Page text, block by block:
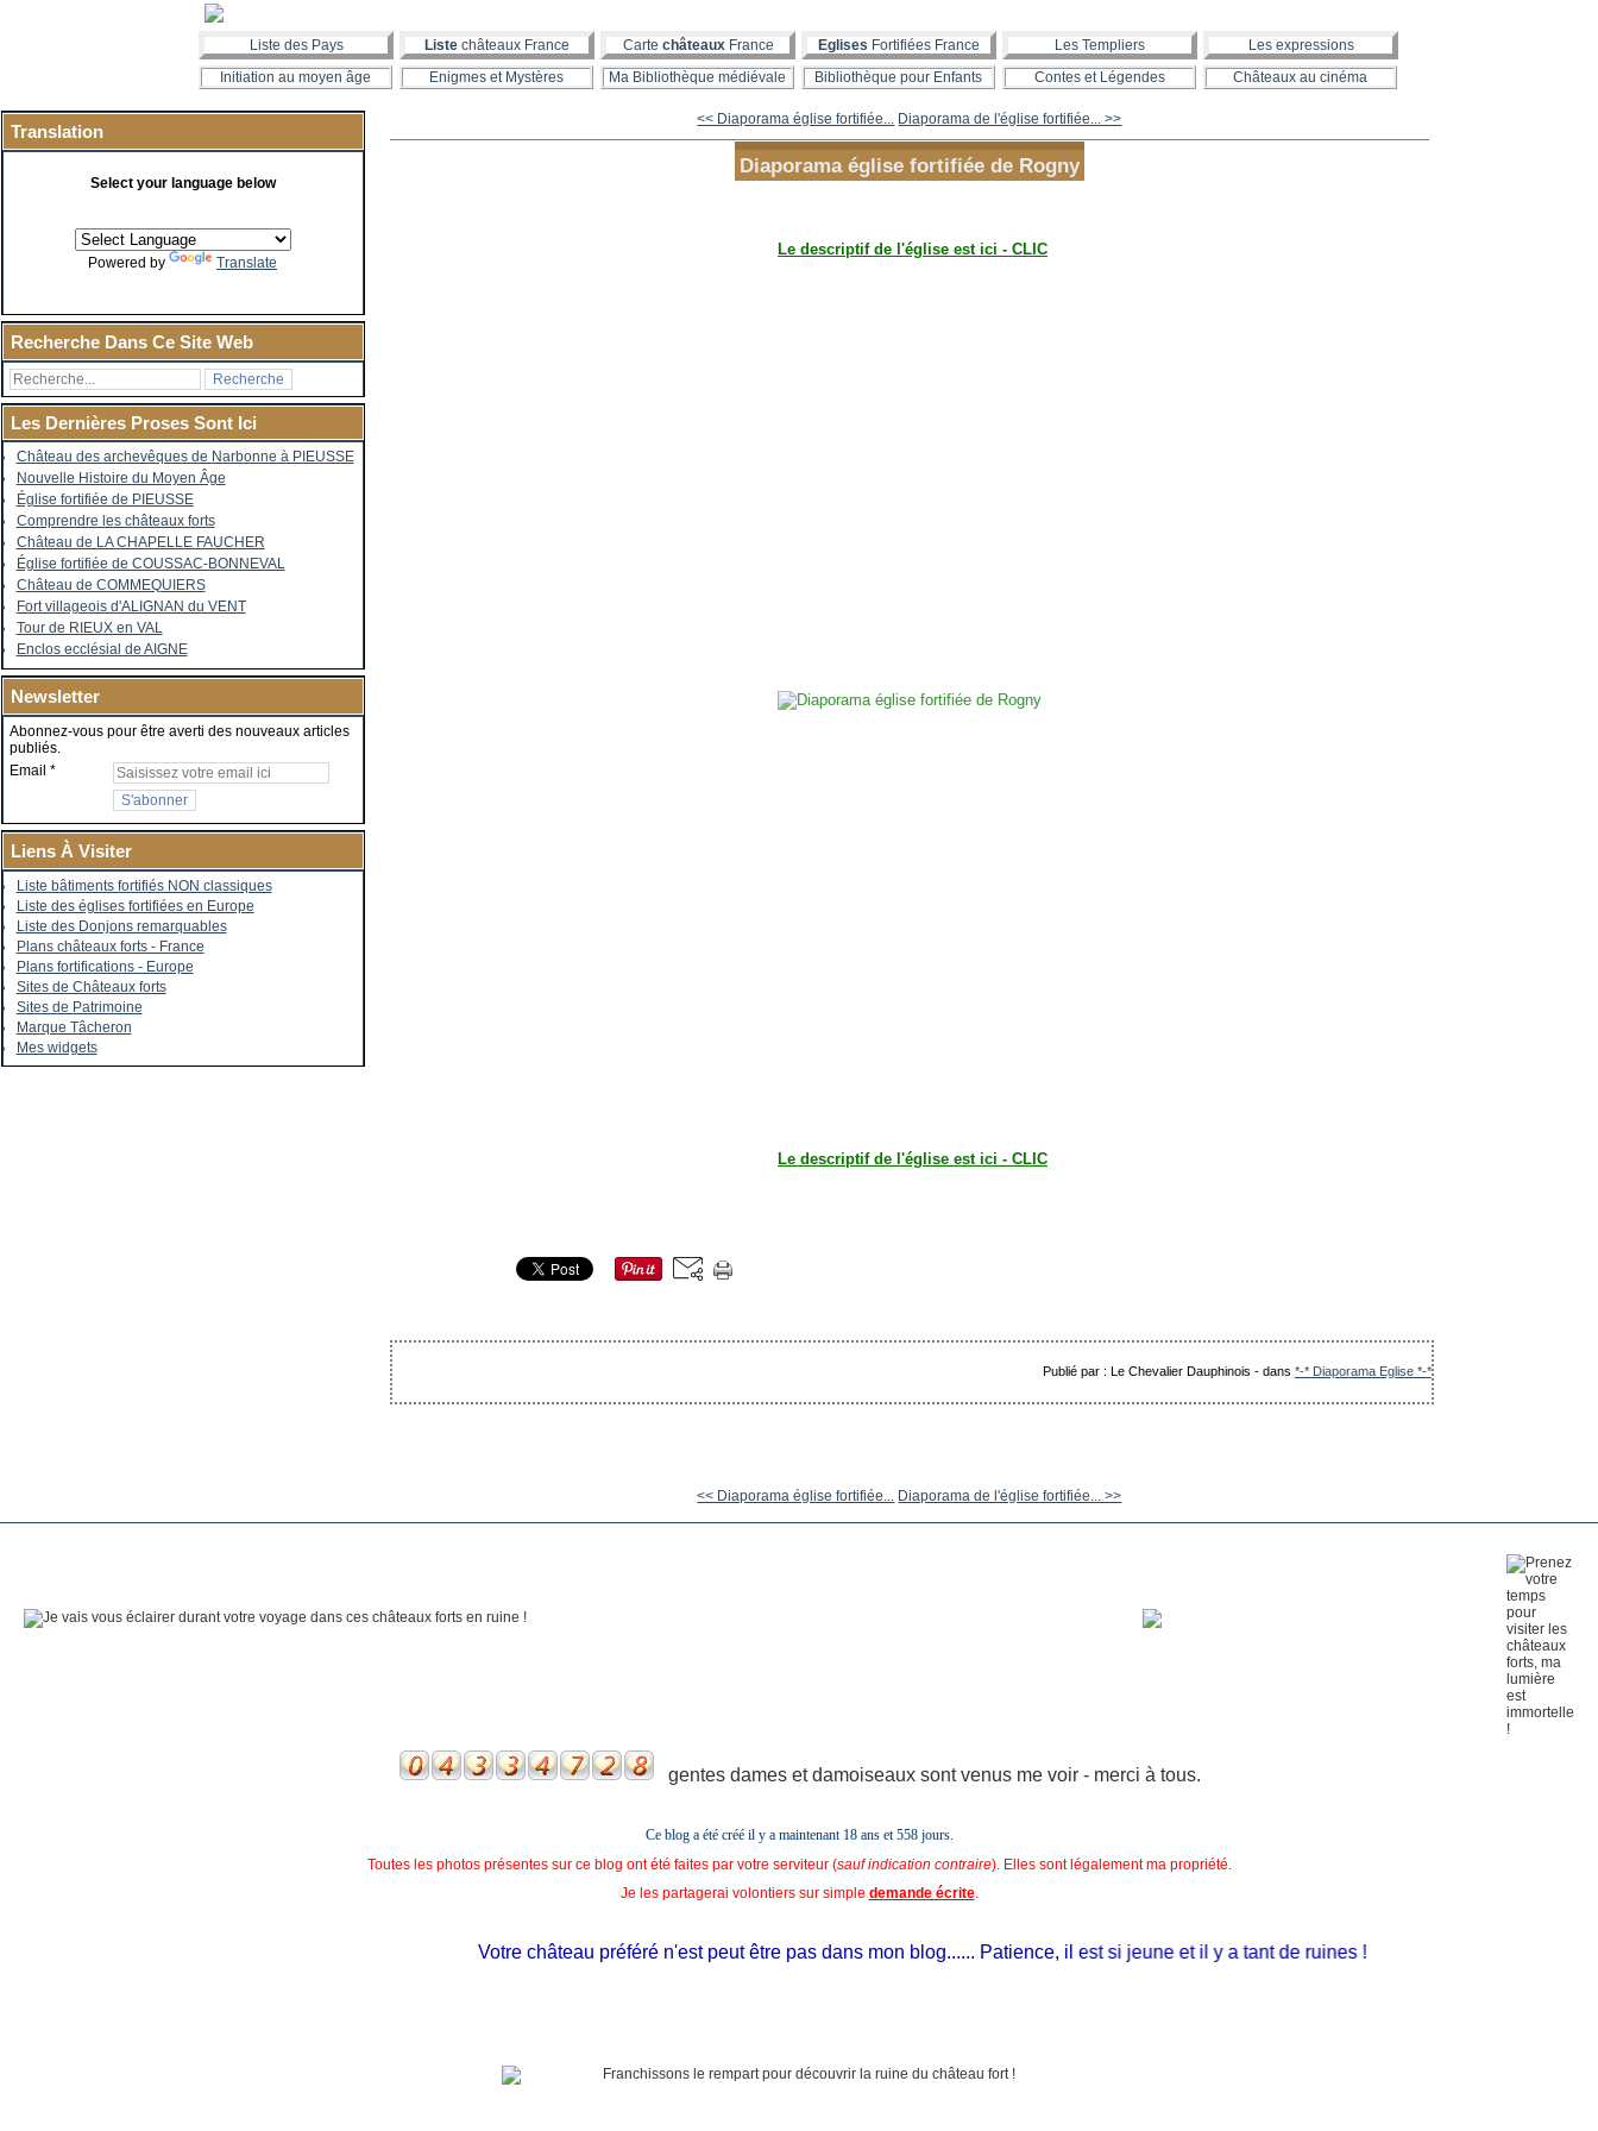
Liste des Pays Liste châteaux France Carte châteauxFrance Eglises Fortifiées France Les Templiers
Les expressions
Initiation au moyen âge
Enigmes et Mystères Ma Bibliothèque médiévale Bibliothèque pour Enfants Contes et Légendes Châteaux au cinéma
Translation
Select your language below
Powered by Translate
Recherche Dans Ce Site Web
Les Dernières Proses Sont Ici
Château des archevêques de Narbonne à PIEUSSE
Nouvelle Histoire du Moyen Âge
Église fortifiée de PIEUSSE
Comprendre les châteaux forts
Château de LA CHAPELLE FAUCHER
Église fortifiée de COUSSAC-BONNEVAL
Château de COMMEQUIERS
Fort villageois d'ALIGNAN du VENT
Tour de RIEUX en VAL
Enclos ecclésial de AIGNE
Newsletter
Abonnez-vous pour être averti des nouveaux articles
publiés.
Email
Liens À Visiter
Liste bâtiments fortifiés NON classiques
Liste des églises fortifiées en Europe
Liste des Donjons remarquables
Plans châteaux forts - France
Plans fortifications - Europe
Sites de Châteaux forts
Sites de Patrimoine
Marque Tâcheron
Mes widgets
<< Diaporama église fortifiée... Diaporama de l'église fortifiée... >>
Diaporama église fortifiée de Rogny
Le descriptif de l'église est ici - CLIC
Le descriptif de l'église est ici - CLIC
Publié par : Le Chevalier Dauphinois -dans *-* Diaporama Eglise *-*
<< Diaporama église fortifiée... Diaporama de l'église fortifiée... >>
gentes dames et damoiseaux sont venus me voir - merci à tous.
Ce blog a été créé il y a maintenant 18 ans et558 jours.
Toutes les photos présentes sur ce blog ont été faites par votre serviteur (sauf indication contraire). Elles sont légalement ma propriété.
Je les partagerai volontiers sur simple demande écrite.
Votre château préféré n'est peut être pas dans mon blog...... Patience, il est si jeune et il y a tant de ruines !